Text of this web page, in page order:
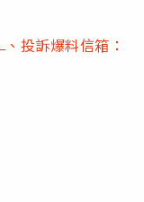
、投訴爆料信箱：